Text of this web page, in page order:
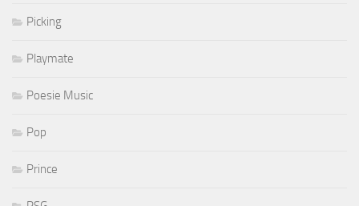
Picking
Playmate
Poesie Music
Pop
Prince